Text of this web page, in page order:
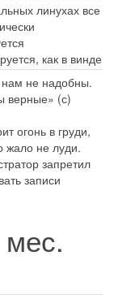
линухах все
как в винде
не надобны.
верные» (с)
огонь в груди,
жало не луди.
запретил
записи
мес.